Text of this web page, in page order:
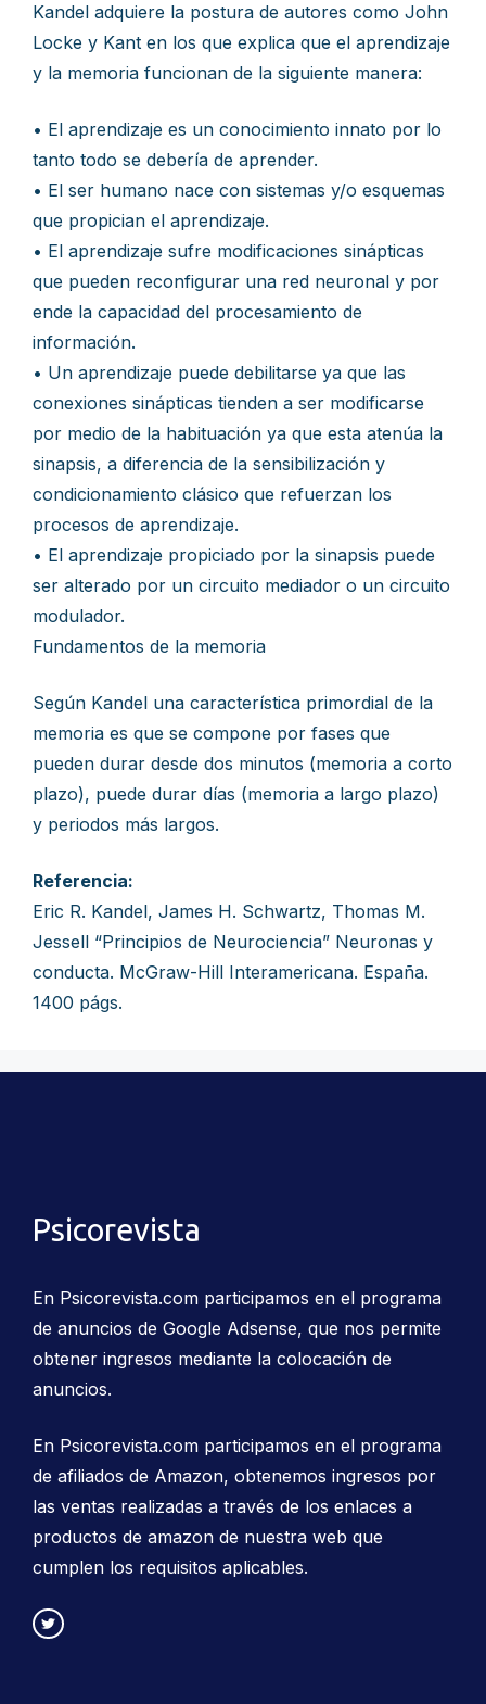
Kandel adquiere la postura de autores como John
Locke y Kant en los que explica que el aprendizaje
y la memoria funcionan de la siguiente manera:
• El aprendizaje es un conocimiento innato por lo
tanto todo se debería de aprender.
• El ser humano nace con sistemas y/o esquemas
que propician el aprendizaje.
• El aprendizaje sufre modificaciones sinápticas
que pueden reconfigurar una red neuronal y por
ende la capacidad del procesamiento de
información.
• Un aprendizaje puede debilitarse ya que las
conexiones sinápticas tienden a ser modificarse
por medio de la habituación ya que esta atenúa la
sinapsis, a diferencia de la sensibilización y
condicionamiento clásico que refuerzan los
procesos de aprendizaje.
• El aprendizaje propiciado por la sinapsis puede
ser alterado por un circuito mediador o un circuito
modulador.
Fundamentos de la memoria
Según Kandel una característica primordial de la
memoria es que se compone por fases que
pueden durar desde dos minutos (memoria a corto
plazo), puede durar días (memoria a largo plazo)
y periodos más largos.
Referencia:
Eric R. Kandel, James H. Schwartz, Thomas M.
Jessell “Principios de Neurociencia” Neuronas y
conducta. McGraw-Hill Interamericana. España.
1400 págs.
Psicorevista
En Psicorevista.com participamos en el programa
de anuncios de Google Adsense, que nos permite
obtener ingresos mediante la colocación de
anuncios.
En Psicorevista.com participamos en el programa
de afiliados de Amazon, obtenemos ingresos por
las ventas realizadas a través de los enlaces a
productos de amazon de nuestra web que
cumplen los requisitos aplicables.